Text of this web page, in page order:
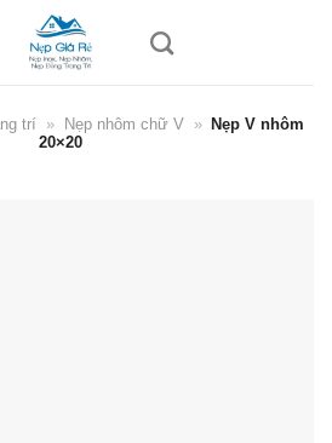
trí » Nẹp nhôm chữ V » Nẹp V nhôm
20×20